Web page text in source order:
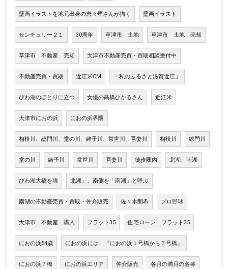
壁画イラストを地元出身の唐々煙さんが描く 壁画イラスト
センチュリー２１ 30周年 草津市 土地 草津市 土地 売却
草津市 不動産 売却 大津市不動産売買・買取相談受付中
不動産売買・買取 近江米CM 「私のふるさと滋賀近江」
びわ湖のほとりに立つ 女優の高橋ひかるさん 近江米
大津市におの浜 におの浜界隈
相模川、総門川、堂の川、緒子川、常世川、吾妻川 相模川 総門川
堂の川 緒子川 常世川 吾妻川 徒歩圏内 北湖、南湖
びわ湖大橋を境 北湖」、南側を「南湖」と呼ぶ
南湖の不動産売買・買取・仲介販売 佐々木朗希 プロ野球
大津市 不動産 購入 フラット35 住宅ローン フラット35
におの浜54歳 におの浜には、『におの浜１号橋から７号橋』
におの浜７橋 におの浜エリア 仲介販売 各月の満月の名称